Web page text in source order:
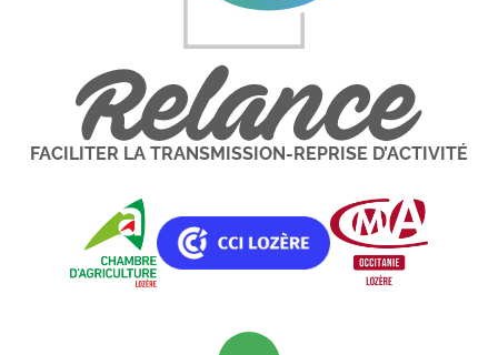
FACILITER LA TRANSMISSION-REPRISE D’ACTIVITÉ